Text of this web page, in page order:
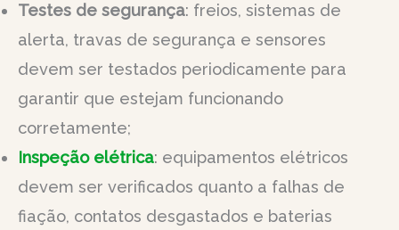
Testes de segurança: freios, sistemas de
alerta, travas de segurança e sensores
devem ser testados periodicamente para
garantir que estejam funcionando
corretamente;
Inspeção elétrica: equipamentos elétricos
devem ser verificados quanto a falhas de
fiação, contatos desgastados e baterias